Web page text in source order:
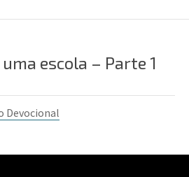
escola – Parte 1
Devocional